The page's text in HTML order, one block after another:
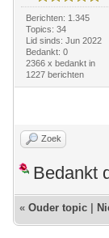
Berichten: 1.345
Topics: 34
Lid sinds: Jun 2022
Bedankt: 0
2366 x bedankt in
1227 berichten
Zoek
Bedankt
« Ouder topic